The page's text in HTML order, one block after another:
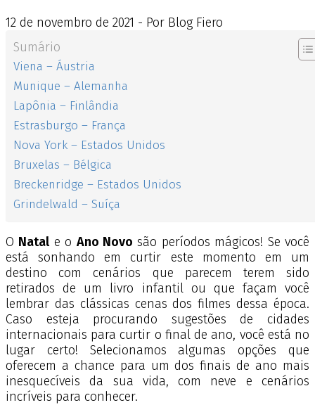
12 de novembro de 2021 - Por Blog Fiero
Sumário
Viena – Áustria
Munique – Alemanha
Lapônia – Finlândia
Estrasburgo – França
Nova York – Estados Unidos
Bruxelas – Bélgica
Breckenridge – Estados Unidos
Grindelwald – Suíça
O Natal e o Ano Novo são períodos mágicos! Se você
está sonhando em curtir este momento em um
destino com cenários que parecem terem sido
retirados de um livro infantil ou que façam você
lembrar das clássicas cenas dos filmes dessa época.
Caso esteja procurando sugestões de cidades
internacionais para curtir o final de ano, você está no
lugar certo! Selecionamos algumas opções que
oferecem a chance para um dos finais de ano mais
inesquecíveis da sua vida, com neve e cenários
incríveis para conhecer.